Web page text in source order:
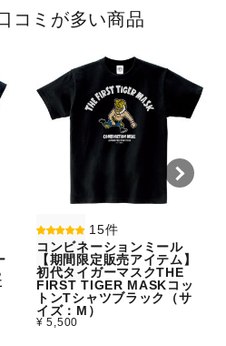
コミが多い商品
15件
コンビネーションミール
【期間限定販売アイテム】
初代タイガーマスクTHE
FIRST TIGER MASKコッ
トンTシャツブラック（サ
イズ：M）
¥ 5,500